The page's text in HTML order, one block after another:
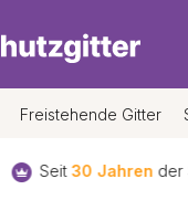
Freistehende Gitter
Seit30 Jahrender